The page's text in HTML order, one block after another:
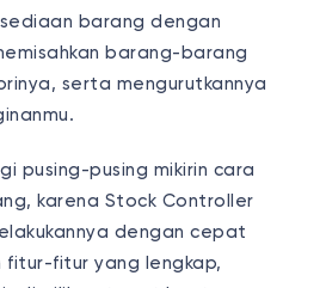
barang dengan
barang-barang
serta mengurutkannya
pusing-pusing mikirin cara
karena Stock Controller
dengan cepat
fitur-fitur yang lengkap,